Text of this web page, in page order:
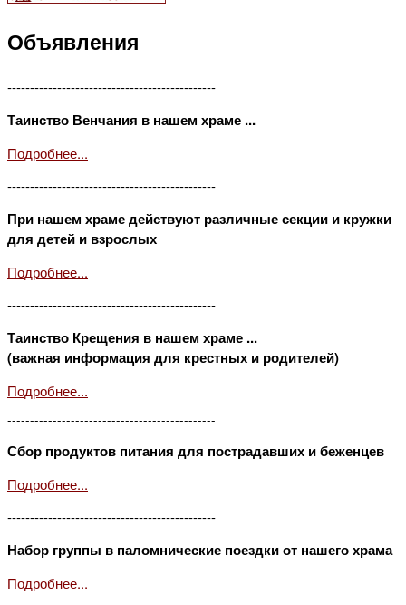
Объявления
----------------------------------------------
Таинство Венчания в нашем храме ...
Подробнее...
----------------------------------------------
При нашем храме действуют различные секции и кружки
для детей и взрослых
Подробнее...
----------------------------------------------
Таинство Крещения в нашем храме ...
(важная информация для крестных и родителей)
Подробнее...
----------------------------------------------
Сбор продуктов питания для пострадавших и беженцев
Подробнее...
----------------------------------------------
Набор группы в паломнические поездки от нашего храма
Подробнее...